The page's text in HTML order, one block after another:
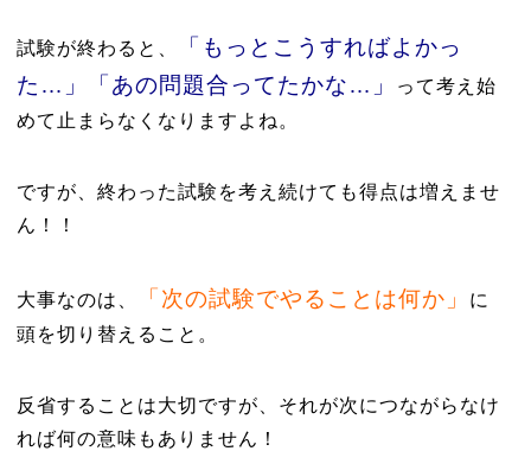
試験が終わると、
「もっとこうすればよかっ
た…」「あの問題合ってたかな…」
って考え始
めて止まらなくなりますよね。
ですが、終わった試験を考え続けても得点は増えませ
ん！！
大事なのは、 「次の試験でやることは何か」
に
頭を切り替えること。
反省することは大切ですが、それが次につながらなけ
れば何の意味もありません！